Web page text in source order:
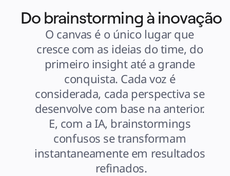
Roadmaps
Mapeamento de processos
Design técnico e documentação
Protótipos e wireframes
Mapa da jornada do cliente
Síntese de pesquisa
Workshops de design
Planejamento e entrega
Planejamento de metas
Design organizacional
Por segmento de negócios
Enterprise
Pequenas empresas
Startups
Por setor
Digital
Serviços profissionais
Indústria
Varejo
Serviços financeiros
Ciência da vida e farmacêutica
Do brainstorming à inovação
O canvas é o único lugar que
cresce com as ideias do time, do
primeiro insight até a grande
conquista. Cada voz é
considerada, cada perspectiva se
desenvolve com base na anterior.
E, com a IA, brainstormings
confusos se transformam
instantaneamente em resultados
refinados.